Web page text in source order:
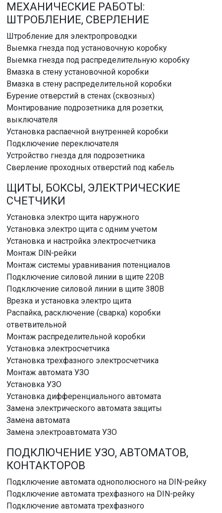
МЕХАНИЧЕСКИЕ РАБОТЫ:
ШТРОБЛЕНИЕ, СВЕРЛЕНИЕ
Штробление для электропроводки
Выемка гнезда под установочную коробку
Выемка гнезда под распределительную коробку
Вмазка в стену установочной коробки
Вмазка в стену распределительной коробки
Бурение отверстий в стенах (сквозных)
Монтирование подрозетника для розетки,
выключателя
Установка распаечной внутренней коробки
Подключение переключателя
Устройство гнезда для подрозетника
Сверление проходных отверстий под кабель
ЩИТЫ, БОКСЫ, ЭЛЕКТРИЧЕСКИЕ
СЧЕТЧИКИ
Установка электро щита наружного
Установка электро щита с одним учетом
Установка и настройка электросчетчика
Монтаж DlN-рейки
Монтаж системы уравнивания потенциалов
Подключение силовой линии в щите 220В
Подключение силовой линии в щите 380В
Врезка и установка электро щита
Распайка, расключение (сварка) коробки
ответвительной
Монтаж распределительной коробки
Установка электросчетчика
Установка трехфазного электросчетчика
Монтаж автомата УЗО
Установка УЗО
Установка дифференциального автомата
Замена электрического автомата защиты
Замена автомата
Замена электроавтомата УЗО
ПОДКЛЮЧЕНИЕ УЗО, АВТОМАТОВ,
КОНТАКТОРОВ
Подключение автомата однополюсного на DIN-рейку
Подключение автомата трехфазного на DIN-рейку
Подключение автомата трехфазного